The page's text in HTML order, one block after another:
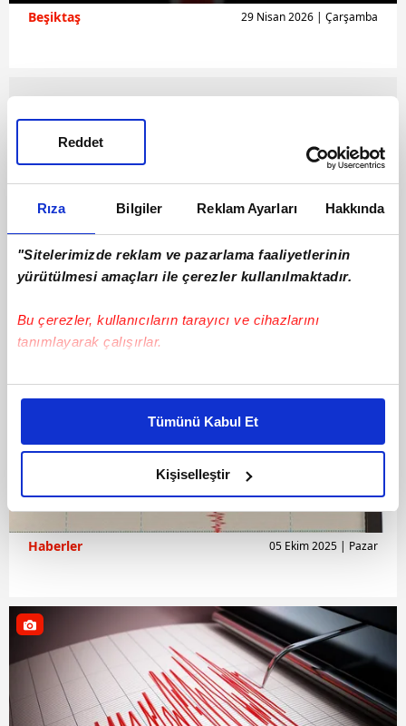
Rıza Bilgiler Reklam Ayarları Hakkında
"Sitelerimizde reklam ve pazarlama faaliyetlerinin
yürütülmesi amaçları ile çerezler kullanılmaktadır.
Bu çerezler, kullanıcıların tarayıcı ve cihazlarını
tanımlayarak çalışırlar.
Bu çerezlere izin vermeniz halinde sizlere özel
daha iyi reklam deneyimi yaşatabiliriz. Bunu yaparken
amacımızın size daha iyi bir reklam deneyimi sunmak
olduğunu ve sizlere en iyi içerikleri sunabilmek adına
elimizden gelen çabayı gösterdiğimizi ve bu noktada,
reklamların maliyetlerimizi karşılamak noktasında tek gelir
kalemimiz olduğunu sizlere hatırlatmak isteriz.
takdirde, kullanıcılara hedefli reklamlar
gösterilmeyecektir."
Sizlere daha iyi bir hizmet sunabilmek için İnternet
Sitemizde kendimize ve üçüncü kişilere ait çerezler
kullanılmaktadır. Bu çerezler vasıtasıyla çeşitli kişisel
Tümünü Kabul Et
Kişiselleştir
Reddet
Beşiktaş 29 Nisan 2026 | Çarşamba
Haberler 05 Ekim 2025 | Pazar